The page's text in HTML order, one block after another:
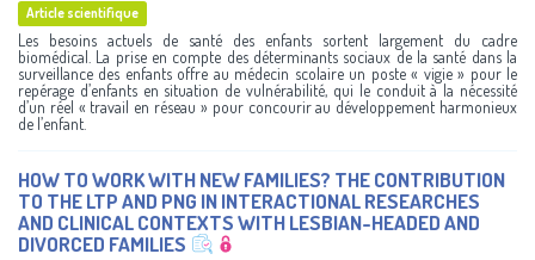
Article scientifique
Les besoins actuels de santé des enfants sortent largement du cadre
biomédical. La prise en compte des déterminants sociaux de la santé dans la
surveillance des enfants offre au médecin scolaire un poste « vigie » pour le
repérage d’enfants en situation de vulnérabilité, qui le conduit à la nécessité
d’un réel « travail en réseau » pour concourir au développement harmonieux
de l’enfant.
HOW TO WORK WITH NEW FAMILIES? THE CONTRIBUTION
TO THE LTP AND PNG IN INTERACTIONAL RESEARCHES
AND CLINICAL CONTEXTS WITH LESBIAN-HEADED AND
DIVORCED FAMILIES